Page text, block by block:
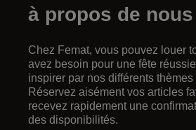
à propos de nous
Chez Femat, vous pouvez louer
avez besoin pour une fête
inspirer par nos différents thèmes
Réservez aisément vos articles
recevez rapidement une
des disponibilités.